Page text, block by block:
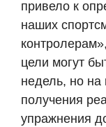
привело к
наших
цели могут
недель, но на
получения
упражнения